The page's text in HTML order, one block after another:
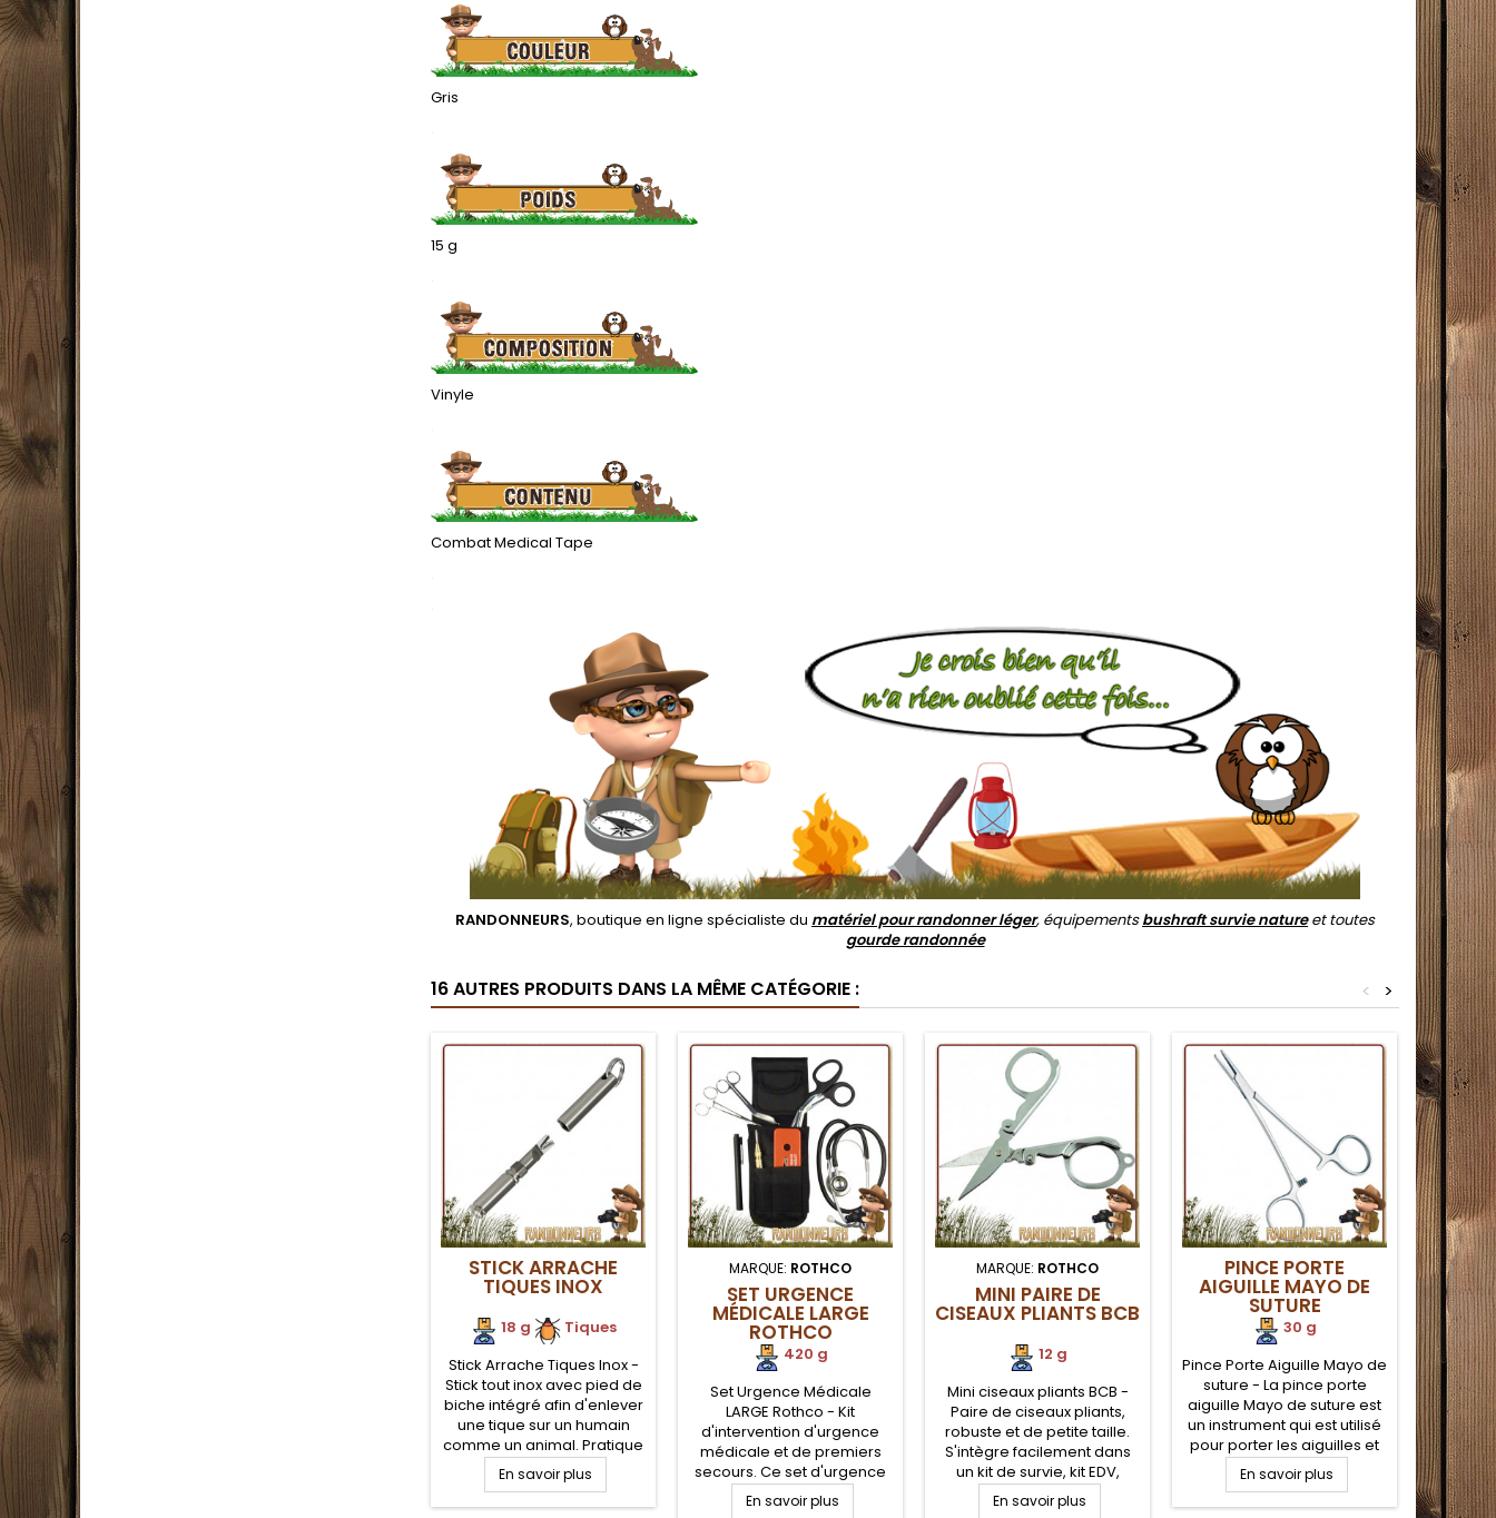
Gris
.
15 g
.
Vinyle
.
Combat Medical Tape
.
.
RANDONNEURS, boutique en ligne spécialiste du matériel pour randonner léger, équipementsbushraft survie natureet toutes
gourde randonnée
16 AUTRES PRODUITS DANS LA MÊME CATÉGORIE : >
<
STICK ARRACHE
TIQUES INOX
18 g . Tiques
Stick Arrache Tiques Inox -
Stick tout inox avec pied de
biche intégré afin d'enlever
une tique sur un humain
comme un animal. Pratique
le forma stick de petite taille
avec anneau pour une
fixation porte clé à avoir tout
En savoir plus
MARQUE: ROTHCO
SET URGENCE
MÉDICALE LARGE
ROTHCO
420 g
Set Urgence Médicale
LARGE Rothco - Kit
d'intervention d'urgence
médicale et de premiers
secours. Ce set d'urgence
médicale se compose d'un
holster en nylon 1000D
En savoir plus
MARQUE: ROTHCO
MINI PAIRE DE
CISEAUX PLIANTS BCB
12 g
Mini ciseaux pliants BCB -
Paire de ciseaux pliants,
robuste et de petite taille.
S'intègre facilement dans
un kit de survie, kit EDV,
paquetage militaire et
trousse de premiers
En savoir plus
PINCE PORTE
AIGUILLE MAYO DE
SUTURE
30 g
Pince Porte Aiguille Mayo de
suture - La pince porte
aiguille Mayo de suture est
un instrument qui est utilisé
pour porter les aiguilles et
ainsi pouvoir placer les fils
de soie pour réaliser des
sutures. Système de
En savoir plus
KIT
DE
Kit
serpent.